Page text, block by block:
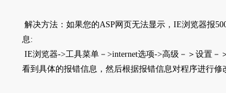
解决方法：如果您的ASP网页无法显示，IE浏览器报
息:
IE浏览器->工具菜单－>internet选项->高级－＞设置
看到具体的报错信息，然后根据报错信息对程序进行修